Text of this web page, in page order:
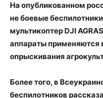
На опубликованном
не боевые
мультикоптер DJI
аппараты применяются
опрыскивания
Более того, в
беспилотников